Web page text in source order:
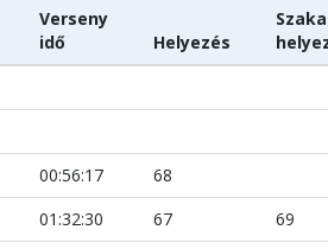
Verseny
idő
Helyezés
00:56:17
68
01:32:30 67
69